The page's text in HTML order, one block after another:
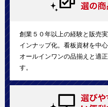
創業５０年以上の経験と販売
インナップ化。看板資材を中
オールインワンの品揃えと適
す。